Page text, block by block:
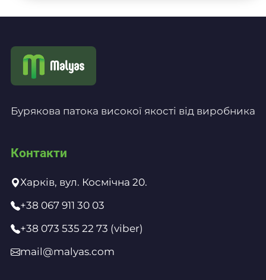
Бурякова патока високої якості від виробника
Контакти
Харків, вул. Космічна 20.
+38 067 911 30 03
+38 073 535 22 73 (viber)
mail@malyas.com